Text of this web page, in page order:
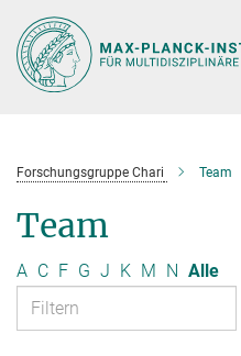
Hauptinhalt
Forschungsgruppe Chari Team
Team
A C F G J K M N Alle